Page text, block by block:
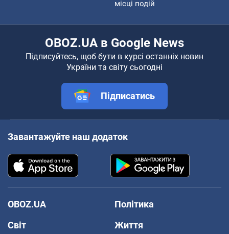
місці подій
OBOZ.UA в Google News
Підписуйтесь, щоб бути в курсі останніх новин
України та світу сьогодні
Підписатись
Завантажуйте наш додаток
OBOZ.UA
Політика
Світ
Життя